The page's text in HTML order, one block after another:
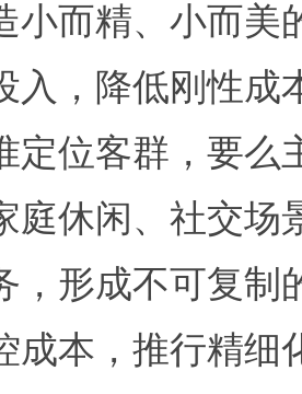
小而精、小而美
入，降低刚性成
定位客群，要么
庭休闲、社交场
，形成不可复制
成本，推行精细